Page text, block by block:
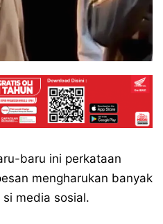
baru ini perkataan
mengharukan banyak
media sosial.